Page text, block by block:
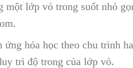
một lớp vỏ trong suốt nhỏ
hóa học theo chu trình
trì độ trong của lớp vỏ.